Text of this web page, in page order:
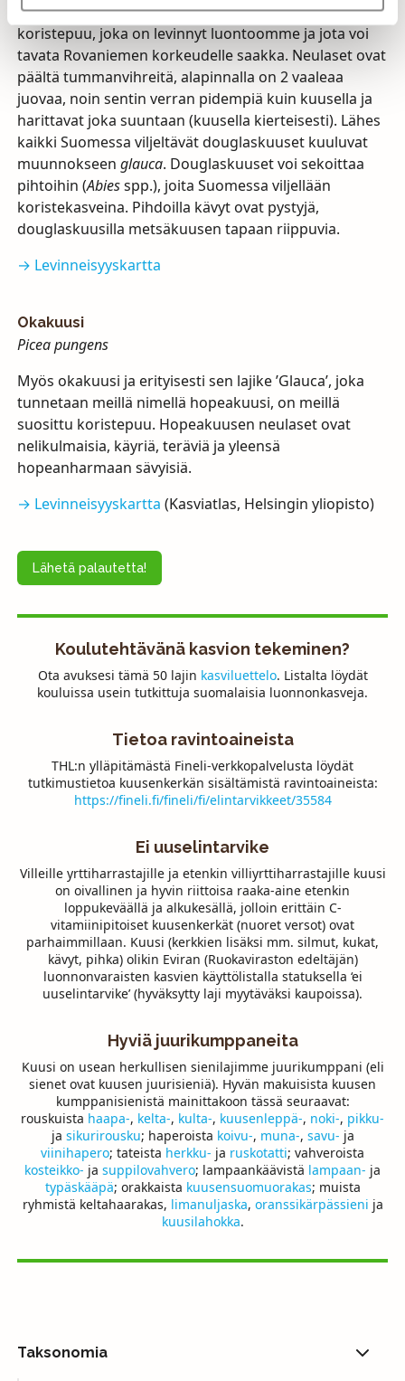
(Harmaa)douglaskuusi on Suomessa melko yleinen
koristepuu, joka on levinnyt luontoomme ja jota voi
tavata Rovaniemen korkeudelle saakka. Neulaset ovat
päältä tummanvihreitä, alapinnalla on 2 vaaleaa
juovaa, noin sentin verran pidempiä kuin kuusella ja
harittavat joka suuntaan (kuusella kierteisesti). Lähes
kaikki Suomessa viljeltävät douglaskuuset kuuluvat
muunnokseen glauca. Douglaskuuset voi sekoittaa
pihtoihin (Abiesspp.), joita Suomessa viljellään
koristekasveina. Pihdoilla kävyt ovat pystyjä,
douglaskuusilla metsäkuusen tapaan riippuvia.
→ Levinneisyyskartta
Okakuusi
Picea pungens
Myös okakuusi ja erityisesti sen lajike ’Glauca’, joka
tunnetaan meillä nimellä hopeakuusi, on meillä
suosittu koristepuu. Hopeakuusen neulaset ovat
nelikulmaisia, käyriä, teräviä ja yleensä
hopeanharmaan sävyisiä.
→ Levinneisyyskartta (Kasviatlas, Helsingin yliopisto)
Lähetä palautetta!
Koulutehtävänä kasvion tekeminen?
Ota avuksesi tämä 50 lajin kasviluettelo. Listalta löydät
kouluissa usein tutkittuja suomalaisia luonnonkasveja.
Tietoa ravintoaineista
THL:n ylläpitämästä Fineli-verkkopalvelusta löydät
tutkimustietoa kuusenkerkän sisältämistä ravintoaineista:
https://fineli.fi/fineli/fi/elintarvikkeet/35584
Ei uuselintarvike
Villeille yrttiharrastajille ja etenkin villiyrttiharrastajille kuusi
on oivallinen ja hyvin riittoisa raaka-aine etenkin
loppukeväällä ja alkukesällä, jolloin erittäin C-
vitamiinipitoiset kuusenkerkät (nuoret versot) ovat
parhaimmillaan. Kuusi (kerkkien lisäksi mm. silmut, kukat,
kävyt, pihka) olikin Eviran (Ruokaviraston edeltäjän)
luonnonvaraisten kasvien käyttölistalla statuksella ‘ei
uuselintarvike’ (hyväksytty laji myytäväksi kaupoissa).
Hyviä juurikumppaneita
Kuusi on usean herkullisen sienilajimme juurikumppani (eli
sienet ovat kuusen juurisieniä). Hyvän makuisista kuusen
kumppanisienistä mainittakoon tässä seuraavat:
rouskuista haapa-, kelta-, kulta-, kuusenleppä-, noki-, pikku-
ja sikurirousku; haperoista koivu-, muna-, savu- ja
viinihapero; tateista herkku- ja ruskotatti; vahveroista
kosteikko- ja suppilovahvero; lampaankäävistä lampaan- ja
typäskääpä; orakkaista kuusensuomuorakas; muista
ryhmistä keltahaarakas, limanuljaska, oranssikärpässieni ja
kuusilahokka.
Taksonomia